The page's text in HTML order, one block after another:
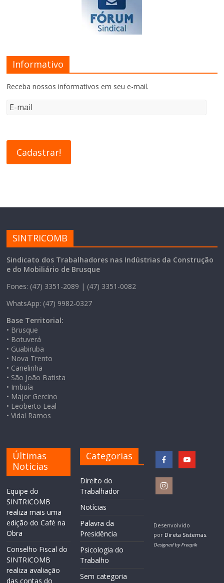
Informativo
Receba nossos informativos em seu e-mail.
SINTRICOMB
Sindicato dos Trabalhadores nas Indústrias da Construção
e do Mobiliário de Brusque
Fones: (47) 3351-2089 | (47) 3351-0082
WhatsApp: (47) 9982-0327
Base Territorial:
• Brusque
• Botuverá
• Guabiruba
• Nova Trento
• Canelinha
• São João Batista
• Imbuía
• Major Gercino
• Leoberto Leal
• Vidal Ramos
Últimas
Notícias
Equipe do
SINTRICOMB
realiza mais uma
edição do Café na
Obra
Conselho Fiscal do
SINTRICOMB
realiza avaliação
das contas do
Categorias
Direito do
Trabalhador
Notícias
Palavra da
Presidência
Psicologia do
Trabalho
Sem categoria
Desenvolvido
por Direta Sistemas.
Designed by Freepik